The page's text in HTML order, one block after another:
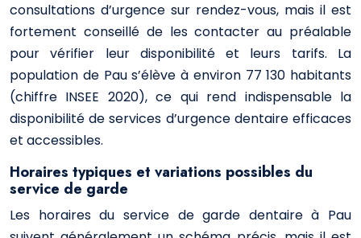
consultations d’urgence sur rendez-vous, mais il est
fortement conseillé de les contacter au préalable
pour vérifier leur disponibilité et leurs tarifs. La
population de Pau s’élève à environ 77 130 habitants
(chiffre INSEE 2020), ce qui rend indispensable la
disponibilité de services d’urgence dentaire efficaces
et accessibles.
Horaires typiques et variations possibles du
service de garde
Les horaires du service de garde dentaire à Pau